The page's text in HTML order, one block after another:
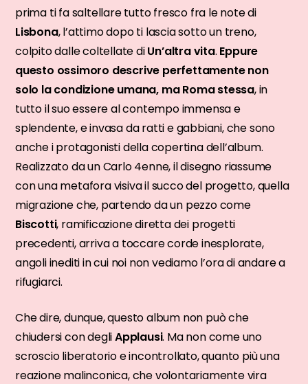
prima ti fa saltellare tutto fresco fra le note di
Lisbona, l’attimo dopo ti lascia sotto un treno,
colpito dalle coltellate diUn’altra vita. Eppure
questo ossimoro descrive perfettamente non
solo la condizione umana, ma Roma stessa, in
tutto il suo essere al contempo immensa e
splendente, e invasa da ratti e gabbiani, che sono
anche i protagonisti della copertina dell’album.
Realizzato da un Carlo 4enne, il disegno riassume
con una metafora visiva il succo del progetto, quella
migrazione che, partendo da un pezzo come
Biscotti, ramificazione diretta dei progetti
precedenti, arriva a toccare corde inesplorate,
angoli inediti in cui noi non vediamo l’ora di andare a
rifugiarci.
Che dire, dunque, questo album non può che
chiudersi con degliApplausi. Ma non come uno
scroscio liberatorio e incontrollato, quanto più una
reazione malinconica, che volontariamente vira